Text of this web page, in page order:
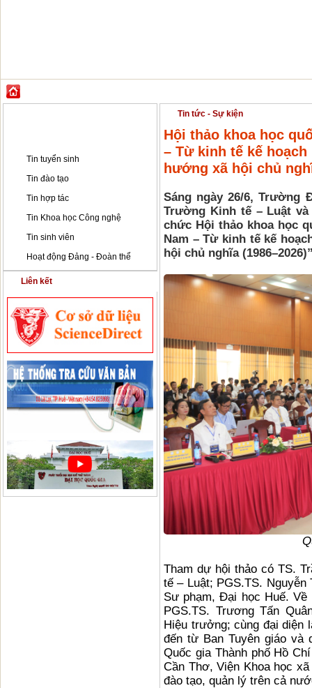
Tin tuyển sinh
Tin đào tạo
Tin hợp tác
Tin Khoa học Công nghệ
Tin sinh viên
Hoạt động Đảng - Đoàn thể
Liên kết
Tin tức - Sự kiện
Hội thảo khoa học
– Từ kinh tế kế
hướng xã hội chủ
Sáng ngày 26/6,
Trường Kinh tế – Luật
chức Hội thảo khoa học
Nam – Từ kinh tế kế
hội chủ nghĩa
Tham dự hội thảo có TS.
tế – Luật; PGS.TS.
Sư phạm, Đại học Huế.
PGS.TS. Trương Tấn
Hiệu trưởng; cùng đại diện
đến từ Ban Tuyên giáo và
Quốc gia Thành phố Hồ
Cần Thơ, Viện Khoa học
đào tạo, quản lý trên cả